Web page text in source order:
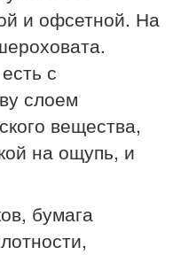
и офсетной. На
с
слоем
вещества,
на ощупь, и
бумага